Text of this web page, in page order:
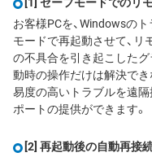
お客様PCを、Windowsの
モードで再起動させて、
の不具合を引き起こした
動時の操作だけは解決で
易度の高いトラブルを遠
ポートの提供ができます。
[2] 再起動後の自動再接